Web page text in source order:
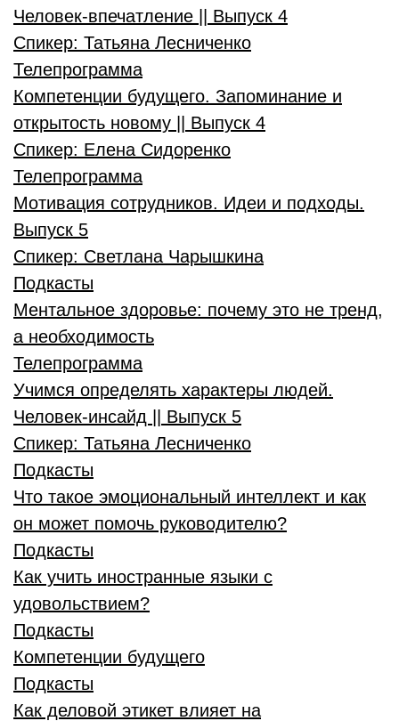
Человек-впечатление || Выпуск 4
Спикер: Татьяна Лесниченко
Телепрограмма
Компетенции будущего. Запоминание и
открытость новому || Выпуск 4
Спикер: Елена Сидоренко
Телепрограмма
Мотивация сотрудников. Идеи и подходы.
Выпуск 5
Спикер: Светлана Чарышкина
Подкасты
Ментальное здоровье: почему это не тренд,
а необходимость
Телепрограмма
Учимся определять характеры людей.
Человек-инсайд || Выпуск 5
Спикер: Татьяна Лесниченко
Подкасты
Что такое эмоциональный интеллект и как
он может помочь руководителю?
Подкасты
Как учить иностранные языки с
удовольствием?
Подкасты
Компетенции будущего
Подкасты
Как деловой этикет влияет на